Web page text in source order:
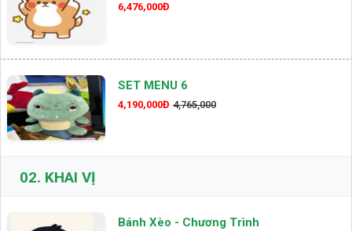
6,476,000Đ
SET MENU 6
4,190,000Đ 4,765,000
02. KHAI VỊ
Bánh Xèo - Chương Trình